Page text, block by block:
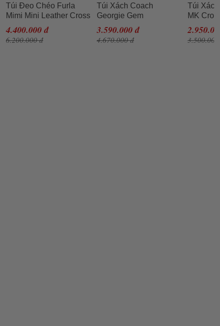
Túi Đeo Chéo Furla
Mimi Mini Leather Cross
Body Bag DNV Lime
Jade Màu Vàng
4.400.000 đ
6.200.000 đ
Túi Xách Coach
Georgie Gem
Crossbody Red Pebble
Leather Shoulder Purse
5503 Màu Đỏ
3.590.000 đ
4.670.000 đ
Túi
MK
Medium